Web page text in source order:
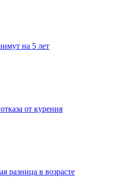
на 5 лет
от курения
разница в возрасте